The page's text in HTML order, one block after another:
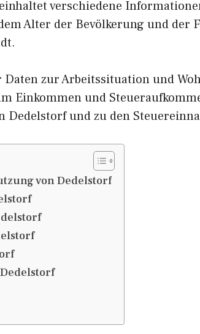
verschiedene
Alter der Bevölkerung und der
zur Arbeitssituation und
Einkommen und
Dedelstorf und zu den
von Dedelstorf